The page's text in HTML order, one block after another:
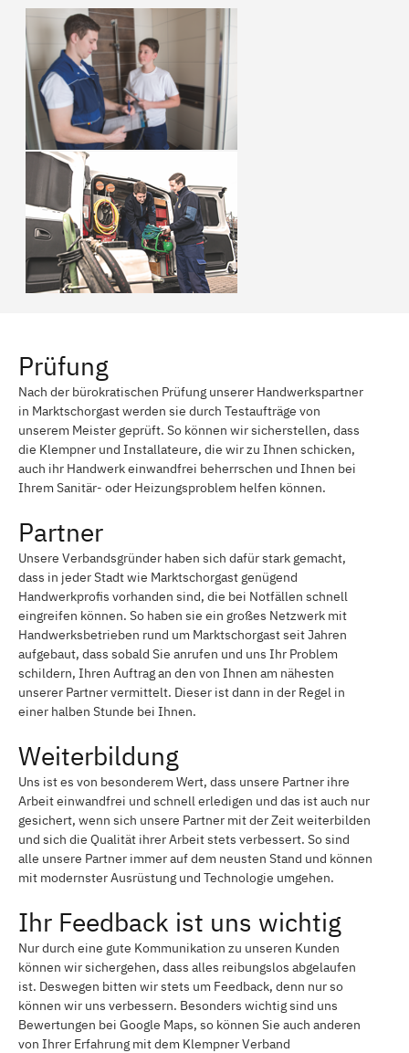
Prüfung
Nach der bürokratischen Prüfung unserer Handwerkspartner
in Marktschorgast werden sie durch Testaufträge von
unserem Meister geprüft. So können wir sicherstellen, dass
die Klempner und Installateure, die wir zu Ihnen schicken,
auch ihr Handwerk einwandfrei beherrschen und Ihnen bei
Ihrem Sanitär- oder Heizungsproblem helfen können.
Partner
Unsere Verbandsgründer haben sich dafür stark gemacht,
dass in jeder Stadt wie Marktschorgast genügend
Handwerkprofis vorhanden sind, die bei Notfällen schnell
eingreifen können. So haben sie ein großes Netzwerk mit
Handwerksbetrieben rund um Marktschorgast seit Jahren
aufgebaut, dass sobald Sie anrufen und uns Ihr Problem
schildern, Ihren Auftrag an den von Ihnen am nähesten
unserer Partner vermittelt. Dieser ist dann in der Regel in
einer halben Stunde bei Ihnen.
Weiterbildung
Uns ist es von besonderem Wert, dass unsere Partner ihre
Arbeit einwandfrei und schnell erledigen und das ist auch nur
gesichert, wenn sich unsere Partner mit der Zeit weiterbilden
und sich die Qualität ihrer Arbeit stets verbessert. So sind
alle unsere Partner immer auf dem neusten Stand und können
mit modernster Ausrüstung und Technologie umgehen.
Ihr Feedback ist uns wichtig
Nur durch eine gute Kommunikation zu unseren Kunden
können wir sichergehen, dass alles reibungslos abgelaufen
ist. Deswegen bitten wir stets um Feedback, denn nur so
können wir uns verbessern. Besonders wichtig sind uns
Bewertungen bei Google Maps, so können Sie auch anderen
von Ihrer Erfahrung mit dem Klempner Verband